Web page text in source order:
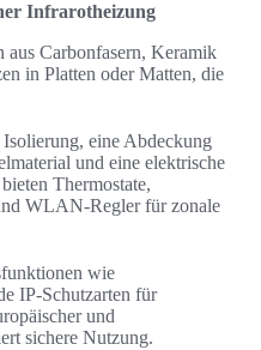
Infrarotheizung
aus Carbonfasern, Keramik
in Platten oder Matten, die
eine Abdeckung
und eine elektrische
Thermostate,
WLAN-Regler für zonale
wie
IP-Schutzarten für
und
sichere Nutzung.